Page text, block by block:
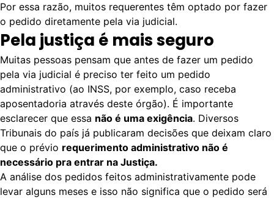
Por essa razão, muitos requerentes têm optado por fazer
o pedido diretamente pela via judicial.
Pela justiça é mais seguro
Muitas pessoas pensam que antes de fazer um pedido
pela via judicial é preciso ter feito um pedido
administrativo (ao INSS, por exemplo, caso receba
aposentadoria através deste órgão). É importante
esclarecer que essa não é uma exigência. Diversos
Tribunais do país já publicaram decisões que deixam claro
que o prévio requerimento administrativo não é
necessário pra entrar na Justiça.
A análise dos pedidos feitos administrativamente pode
levar alguns meses e isso não significa que o pedido será